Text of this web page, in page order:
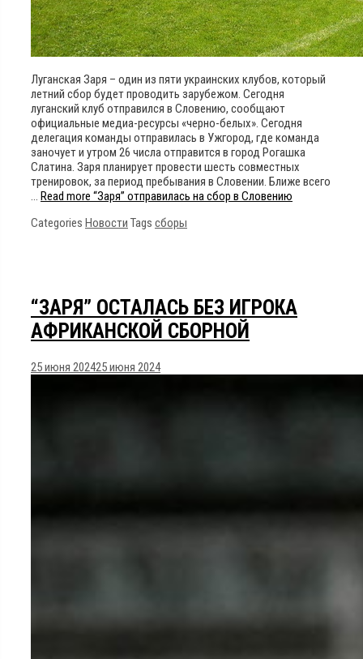
Луганская Заря – один из пяти украинских клубов, который
летний сбор будет проводить зарубежом. Сегодня
луганский клуб отправился в Словению, сообщают
официальные медиа-ресурсы «черно-белых». Сегодня
делегация команды отправилась в Ужгород, где команда
заночует и утром 26 числа отправится в город Рогашка
Слатина. Заря планирует провести шесть совместных
тренировок, за период пребывания в Словении. Ближе всего
… Read more “Заря” отправилась на сбор в Словению
Categories Новости Tags сборы
“ЗАРЯ” ОСТАЛАСЬ БЕЗ ИГРОКА
АФРИКАНСКОЙ СБОРНОЙ
25 июня 202425 июня 2024